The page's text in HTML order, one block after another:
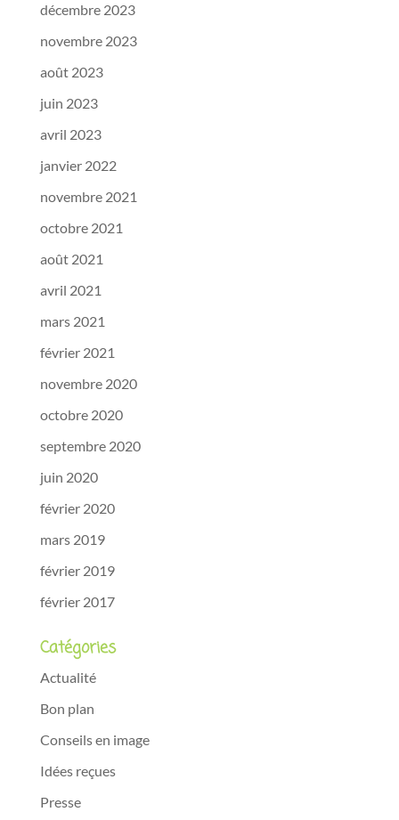
décembre 2023
novembre 2023
août 2023
juin 2023
avril 2023
janvier 2022
novembre 2021
octobre 2021
août 2021
avril 2021
mars 2021
février 2021
novembre 2020
octobre 2020
septembre 2020
juin 2020
février 2020
mars 2019
février 2019
février 2017
Catégories
Actualité
Bon plan
Conseils en image
Idées reçues
Presse